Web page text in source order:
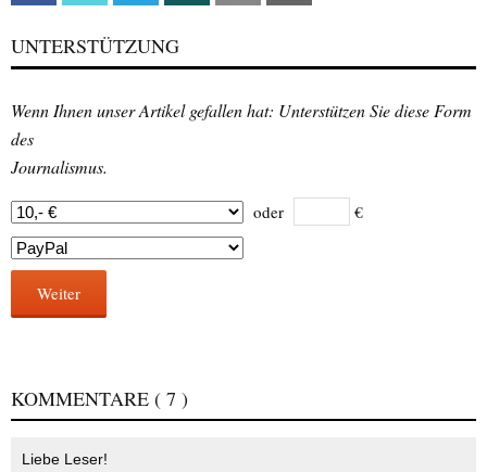
UNTERSTÜTZUNG
Wenn Ihnen unser Artikel gefallen hat: Unterstützen Sie diese Form
des
Journalismus.
oder €
Weiter
KOMMENTARE ( 7 )
Liebe Leser!